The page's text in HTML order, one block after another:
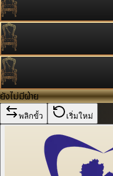
ยังไม่มีฝ่าย
พลิกขั้ว เริ่มใหม่